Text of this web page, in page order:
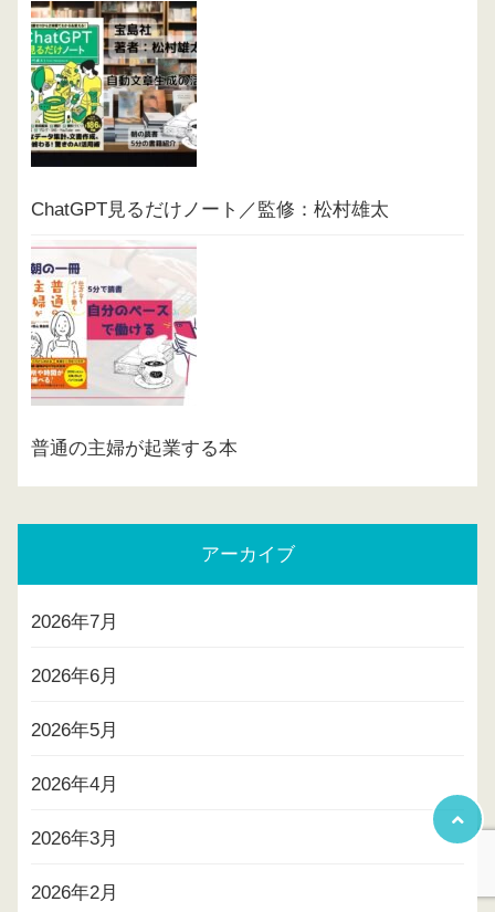
ChatGPT見るだけノート／監修：松村雄太
普通の主婦が起業する本
アーカイブ
2026年7月
2026年6月
2026年5月
2026年4月
2026年3月
2026年2月